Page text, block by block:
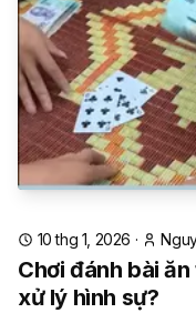
10 thg 1, 2026 ·
Chơi đánh bài
xử lý hình sự?